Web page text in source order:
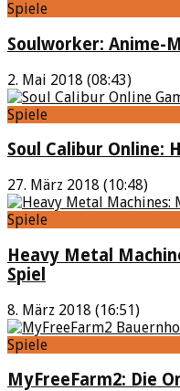
Spiele
Soulworker: Anime-
2. Mai 2018 (08:43)
Spiele
Soul Calibur Online:
27. März 2018 (10:48)
Spiele
Heavy Metal
Spiel
8. März 2018 (16:51)
Spiele
MyFreeFarm2: Die